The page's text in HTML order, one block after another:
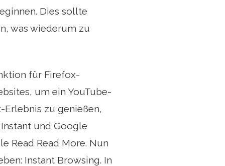
Dies sollte
was wiederum zu
für Firefox-
um ein YouTube-
Erlebnis zu genießen,
und Google
Read Read More. Nun
Instant Browsing. In